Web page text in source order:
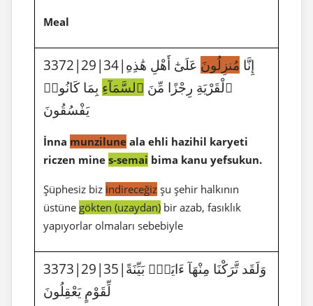
Meal
3372|29|34|إِنَّا مُنزِلُونَ عَلَىٰٓ أَهْلِ هَٰذِهِ
ٱلْقَرْيَةِ رِجْزًا مِّنَ ٱلسَّمَآءِ بِمَا كَانُوا۟
يَفْسُقُونَ
İnna munzilune ala ehli hazihil karyeti
riczen mine s-semai bima kanu yefsukun.
Şüphesiz biz indireceğiz şu şehir halkının
üstüne gökten (uzaydan) bir azab, fasıklık
yapıyorlar olmaları sebebiyle
3373|29|35|وَلَقَد تَّرَكْنَا مِنْهَآ ءَايَةًۢ بَيِّنَةً
لِّقَوْمٍ يَعْقِلُونَ